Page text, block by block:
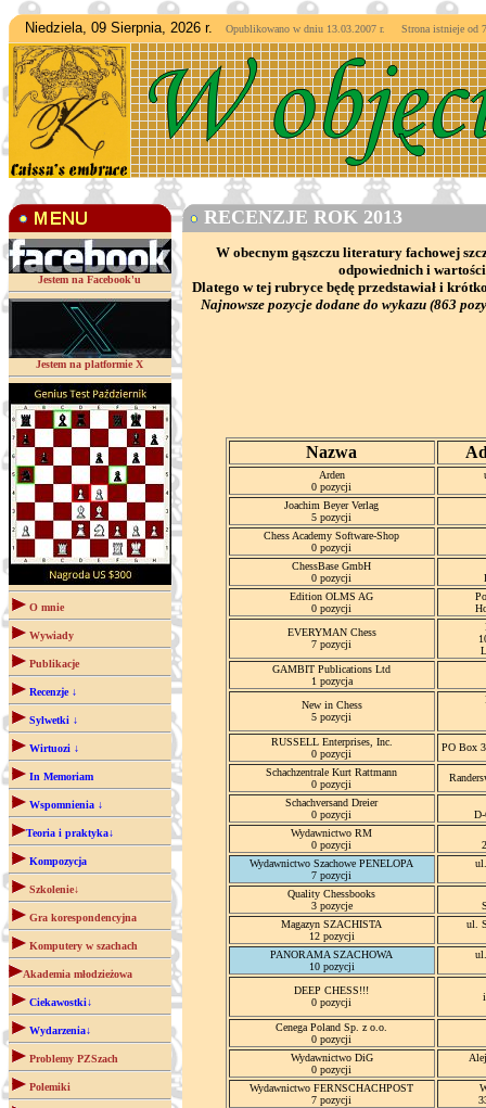
Niedziela, 09 Sierpnia, 2026 r. Opublikowano w dniu 13.03.2007 r. Strona istnieje od
Jestem na Facebook'u
Jestem na platformie X
O mnie
Wywiady
Publikacje
Recenzje ↓
Sylwetki ↓
Wirtuozi ↓
In Memoriam
Wspomnienia ↓
Teoria i praktyka↓
Kompozycja
Szkolenie↓
Gra korespondencyjna
Komputery w szachach
Akademia młodzieżowa
Ciekawostki↓
Wydarzenia↓
Problemy PZSzach
Polemiki
RECENZJE ROK 2013
W obecnym gąszczu literatury fachowej
odpowiednich i
Dlatego w tej rubryce będę przedstawiał i
Najnowsze pozycje dodane do wykazu (863
Nazwa
Arden
0 pozycji
Joachim Beyer Verlag
5 pozycji
Chess Academy Software-Shop
0 pozycji
ChessBase GmbH
0 pozycji
Edition OLMS AG
0 pozycji
EVERYMAN Chess
7 pozycji
GAMBIT Publications Ltd
1 pozycja
New in Chess
5 pozycji
RUSSELL Enterprises, Inc.
0 pozycji
PO Box
Schachzentrale Kurt Rattmann
0 pozycji
Schachversand Dreier
0 pozycji
Wydawnictwo RM
0 pozycji
Wydawnictwo Szachowe PENELOPA
7 pozycji
Quality Chessbooks
3 pozycje
Magazyn SZACHISTA
12 pozycji
ul.
PANORAMA SZACHOWA
10 pozycji
DEEP CHESS!!!
0 pozycji
Cenega Poland Sp. z o.o.
0 pozycji
Wydawnictwo DiG
0 pozycji
Wydawnictwo FERNSCHACHPOST
7 pozycji